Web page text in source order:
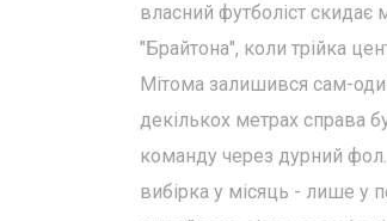
власний футболіст
"Брайтона", коли трійка
Мітома залишився сам-
декількох метрах справа
команду через дурний
вибірка у місяць - лише у